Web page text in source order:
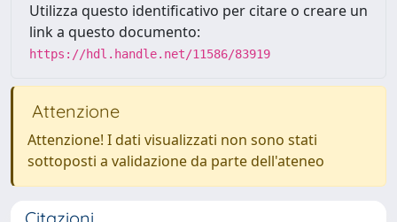
Utilizza questo identificativo per citare o creare un
link a questo documento:
https://hdl.handle.net/11586/83919
Attenzione
Attenzione! I dati visualizzati non sono stati
sottoposti a validazione da parte dell'ateneo